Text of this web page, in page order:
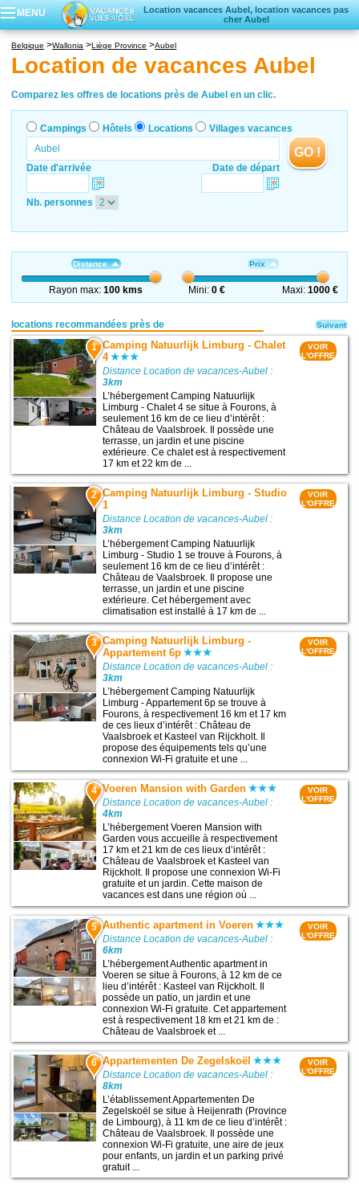
MENU
Location vacances Aubel, location vacances pas
cher Aubel
Locations vacances
Villages vacances
Belgique Wallonia Liège Province Aubel
Location de vacances Aubel
Comparez les offres de locations près de Aubel en un clic.
Campings Hôtels Locations Villages vacances
Date d'arrivée Date de départ
GO !
Nb. personnes
Distance
Rayon max:100 kms
Prix
Mini:0 € Maxi: 1000 €
locations recommandées près de
1 Camping Natuurlijk Limburg - Chalet
4
Distance Location de vacances-Aubel :
3km
L’hébergement Camping Natuurlijk
Limburg - Chalet 4 se situe à Fourons, à
seulement 16 km de ce lieu d’intérêt :
Château de Vaalsbroek. Il possède une
terrasse, un jardin et une piscine
extérieure. Ce chalet est à respectivement
17 km et 22 km de ...
VOIR
L'OFFRE
2 Camping Natuurlijk Limburg - Studio
1
Distance Location de vacances-Aubel :
3km
L’hébergement Camping Natuurlijk
Limburg - Studio 1 se trouve à Fourons, à
seulement 16 km de ce lieu d’intérêt :
Château de Vaalsbroek. Il propose une
terrasse, un jardin et une piscine
extérieure. Cet hébergement avec
climatisation est installé à 17 km de ...
VOIR
L'OFFRE
3 Camping Natuurlijk Limburg -
Appartement 6p
Distance Location de vacances-Aubel :
3km
L’hébergement Camping Natuurlijk
Limburg - Appartement 6p se trouve à
Fourons, à respectivement 16 km et 17 km
de ces lieux d’intérêt : Château de
Vaalsbroek et Kasteel van Rijckholt. Il
propose des équipements tels qu’une
connexion Wi-Fi gratuite et une ...
VOIR
L'OFFRE
4 Voeren Mansion with Garden
Distance Location de vacances-Aubel :
4km
L’hébergement Voeren Mansion with
Garden vous accueille à respectivement
17 km et 21 km de ces lieux d’intérêt :
Château de Vaalsbroek et Kasteel van
Rijckholt. Il propose une connexion Wi-Fi
gratuite et un jardin. Cette maison de
vacances est dans une région où ...
VOIR
L'OFFRE
5 Authentic apartment in Voeren
Distance Location de vacances-Aubel :
6km
L’hébergement Authentic apartment in
Voeren se situe à Fourons, à 12 km de ce
lieu d’intérêt : Kasteel van Rijckholt. Il
possède un patio, un jardin et une
connexion Wi-Fi gratuite. Cet appartement
est à respectivement 18 km et 21 km de :
Château de Vaalsbroek et ...
VOIR
L'OFFRE
6 Appartementen De Zegelskoël
Distance Location de vacances-Aubel :
8km
L’établissement Appartementen De
Zegelskoël se situe à Heijenrath (Province
de Limbourg), à 11 km de ce lieu d’intérêt :
Château de Vaalsbroek. Il possède une
connexion Wi-Fi gratuite, une aire de jeux
pour enfants, un jardin et un parking privé
gratuit ...
VOIR
L'OFFRE
Suivant